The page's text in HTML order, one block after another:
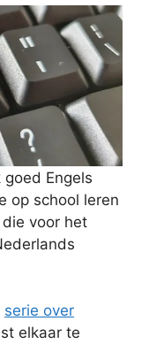
Engels
op school leren
voor het
serie over
elkaar te